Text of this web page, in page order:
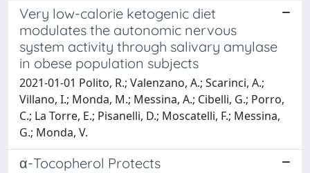
Very low-calorie ketogenic diet
modulates the autonomic nervous
system activity through salivary amylase
in obese population subjects
2021-01-01 Polito, R.; Valenzano, A.; Scarinci, A.;
Villano, I.; Monda, M.; Messina, A.; Cibelli, G.; Porro,
C.; La Torre, E.; Pisanelli, D.; Moscatelli, F.; Messina,
G.; Monda, V.
α-Tocopherol Protects